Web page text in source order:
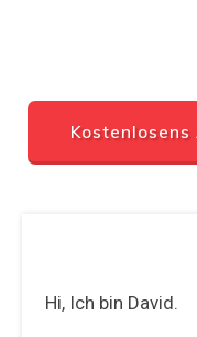
Hi, Ich bin David.